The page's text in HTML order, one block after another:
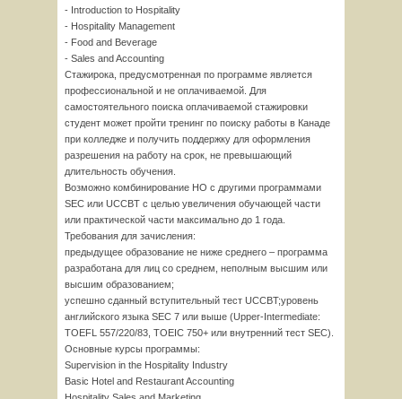
- Introduction to Hospitality
- Hospitality Management
- Food and Beverage
- Sales and Accounting
Стажирока, предусмотренная по программе является
профессиональной и не оплачиваемой. Для
самостоятельного поиска оплачиваемой стажировки
студент может пройти тренинг по поиску работы в Канаде
при колледже и получить поддержку для оформления
разрешения на работу на срок, не превышающий
длительность обучения.
Возможно комбинирование HO с другими программами
SEC или UCCBT с целью увеличения обучающей части
или практической части максимально до 1 года.
Требования для зачисления:
предыдущее образование не ниже среднего – программа
разработана для лиц со среднем, неполным высшим или
высшим образованием;
успешно сданный вступительный тест UCCBT;уровень
английского языка SEC 7 или выше (Upper-Intermediate:
TOEFL 557/220/83, TOEIC 750+ или внутренний тест SEC).
Основные курсы программы:
Supervision in the Hospitality Industry
Basic Hotel and Restaurant Accounting